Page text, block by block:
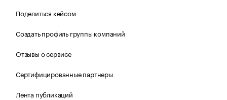
Поделиться кейсом
Создать профиль группы компаний
Отзывы о сервисе
Сертифицированные партнеры
Лента публикаций